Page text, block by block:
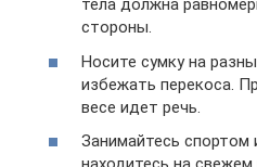
тела должна
стороны.
Носите сумку на
избежать перекоса.
весе идет речь.
Занимайтесь спортом